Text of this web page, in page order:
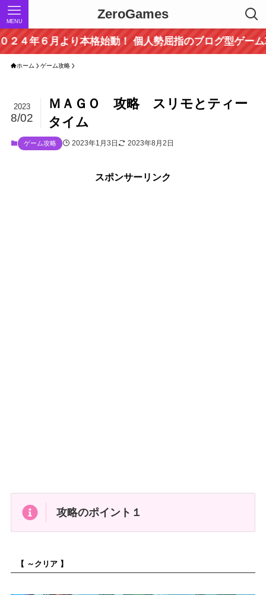
ZeroGames
MENU
６月より本格始動！ 個人勢屈指のブログ型ゲーム攻略
ホーム ゲーム攻略
ＭＡＧＯ 攻略 スリモとティー
タイム
2023
8/02
ゲーム攻略 2023年1月3日 2023年8月2日
スポンサーリンク
攻略のポイント１
【 ～クリア 】